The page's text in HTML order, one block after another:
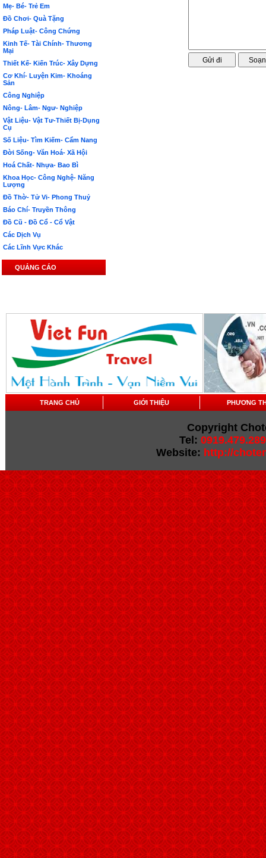
Mẹ- Bé- Trẻ Em
Đồ Chơi- Quà Tặng
Pháp Luật- Công Chứng
Kinh Tế- Tài Chính- Thương
Mại
Thiết Kế- Kiến Trúc- Xây Dựng
Cơ Khí- Luyện Kim- Khoáng
Sản
Công Nghiệp
Nông- Lâm- Ngư- Nghiệp
Vật Liệu- Vật Tư-Thiết Bị-Dụng
Cụ
Số Liệu- Tìm Kiếm- Cẩm Nang
Đời Sống- Văn Hoá- Xã Hội
Hoá Chất- Nhựa- Bao Bì
Khoa Học- Công Nghệ- Năng
Lượng
Đồ Thờ- Tử Vi- Phong Thuỷ
Báo Chí- Truyền Thông
Đồ Cũ - Đồ Cổ - Cổ Vật
Các Dịch Vụ
Các Lĩnh Vực Khác
QUẢNG CÁO
TRANG CHỦ GIỚI THIỆU PHƯƠNG
Copyright
Tel: 0919.479.289
Website: http://